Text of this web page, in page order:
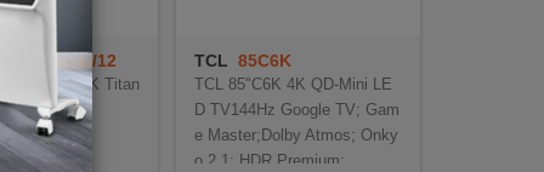
85PUS8510/12
4K Titan
TCL 85C6K
TCL 85"C6K 4K QD-Mini LE
D TV144Hz Google TV; Gam
e Master;Dolby Atmos; Onky
o 2.1; HDR Premium;